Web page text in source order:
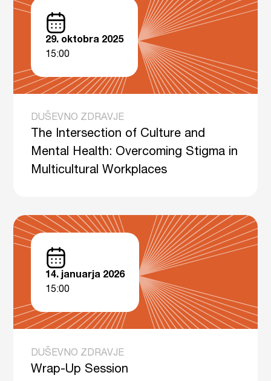
29. oktobra 2025
15:00
DUŠEVNO ZDRAVJE
The Intersection of Culture and
Mental Health: Overcoming Stigma in
Multicultural Workplaces
14. januarja 2026
15:00
DUŠEVNO ZDRAVJE
Wrap-Up Session